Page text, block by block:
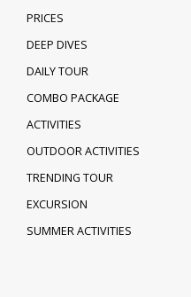
PRICES
DEEP DIVES
DAILY TOUR
COMBO PACKAGE
ACTIVITIES
OUTDOOR ACTIVITIES
TRENDING TOUR
EXCURSION
SUMMER ACTIVITIES